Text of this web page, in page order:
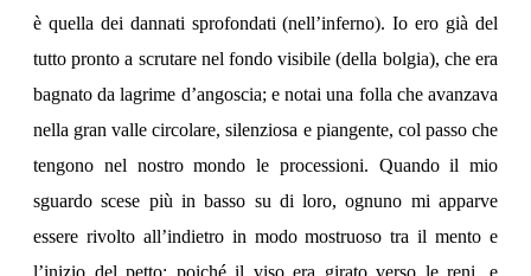
è quella dei dannati sprofondati (nell’inferno). Io ero già del
tutto pronto a scrutare nel fondo visibile (della bolgia), che era
bagnato da lagrime d’angoscia; e notai una folla che avanzava
nella gran valle circolare, silenziosa e piangente, col passo che
tengono nel nostro mondo le processioni. Quando il mio
sguardo scese più in basso su di loro, ognuno mi apparve
essere rivolto all’indietro in modo mostruoso tra il mento e
l’inizio del petto; poiché il viso era girato verso le reni, e